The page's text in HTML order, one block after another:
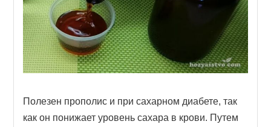
Полезен прополис и при сахарном диабете, так
как он понижает уровень сахара в крови. Путем